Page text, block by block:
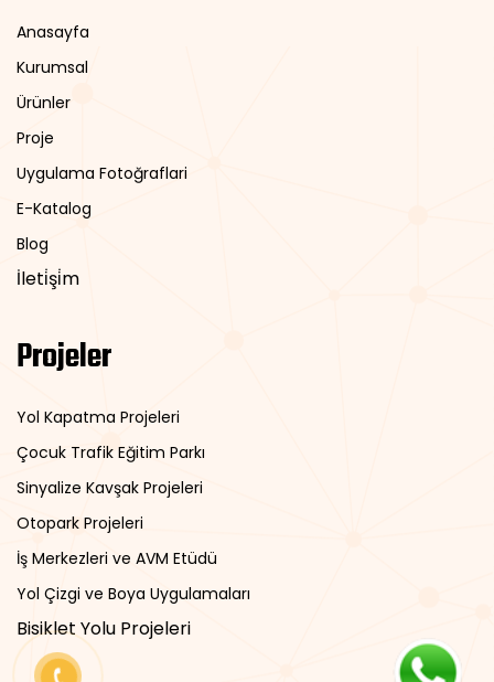
Anasayfa
Kurumsal
Ürünler
Proje
Uygulama Fotoğraflari
E-Katalog
Blog
İleti̇şi̇m
Projeler
Yol Kapatma Projeleri
Çocuk Trafik Eğitim Parkı
Sinyalize Kavşak Projeleri
Otopark Projeleri
İş Merkezleri ve AVM Etüdü
Yol Çizgi ve Boya Uygulamaları
Bisiklet Yolu Projeleri